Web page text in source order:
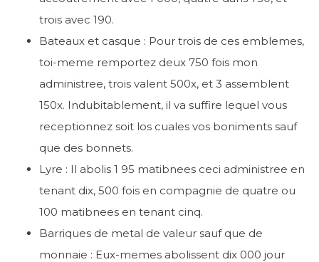
trois avec 190.
Bateaux et casque : Pour trois de ces emblemes,
toi-meme remportez deux 750 fois mon
administree, trois valent 500x, et 3 assemblent
150x. Indubitablement, il va suffire lequel vous
receptionnez soit los cuales vos boniments sauf
que des bonnets.
Lyre : Il abolis 1 95 matibnees ceci administree en
tenant dix, 500 fois en compagnie de quatre ou
100 matibnees en tenant cinq.
Barriques de metal de valeur sauf que de
monnaie : Eux-memes abolissent dix 000 jour